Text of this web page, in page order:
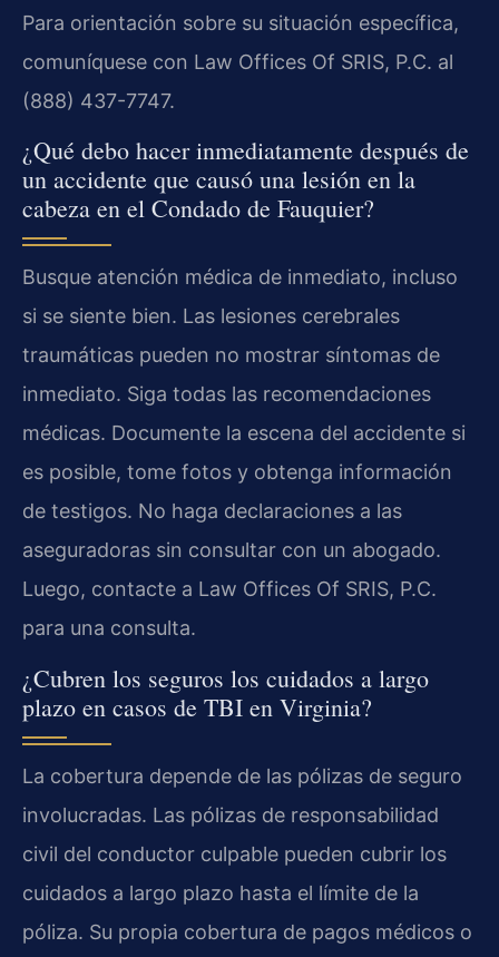
Para orientación sobre su situación específica,
comuníquese con Law Offices Of SRIS, P.C. al
(888) 437-7747.
¿Qué debo hacer inmediatamente después de
un accidente que causó una lesión en la
cabeza en el Condado de Fauquier?
Busque atención médica de inmediato, incluso
si se siente bien. Las lesiones cerebrales
traumáticas pueden no mostrar síntomas de
inmediato. Siga todas las recomendaciones
médicas. Documente la escena del accidente si
es posible, tome fotos y obtenga información
de testigos. No haga declaraciones a las
aseguradoras sin consultar con un abogado.
Luego, contacte a Law Offices Of SRIS, P.C.
para una consulta.
¿Cubren los seguros los cuidados a largo
plazo en casos de TBI en Virginia?
La cobertura depende de las pólizas de seguro
involucradas. Las pólizas de responsabilidad
civil del conductor culpable pueden cubrir los
cuidados a largo plazo hasta el límite de la
póliza. Su propia cobertura de pagos médicos o